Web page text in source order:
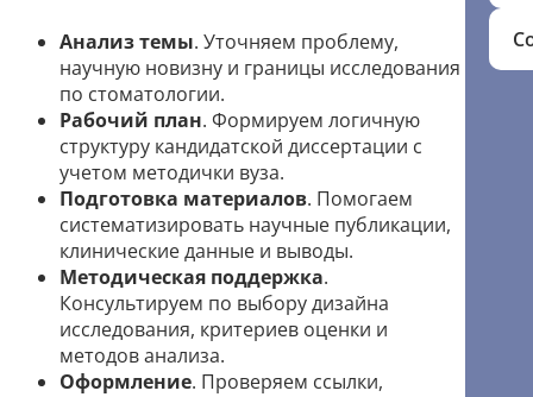
Анализ темы. Уточняем проблему,
научную новизну и границы исследования
по стоматологии.
Рабочий план. Формируем логичную
структуру кандидатской диссертации с
учетом методички вуза.
Подготовка материалов. Помогаем
систематизировать научные публикации,
клинические данные и выводы.
Методическая поддержка.
Консультируем по выбору дизайна
исследования, критериев оценки и
методов анализа.
Оформление. Проверяем ссылки,